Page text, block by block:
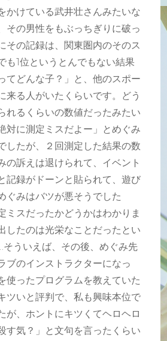
かけている武井壮さんみたいな
その男性をもぶっちぎりに破っ
その記録は、関東圏内のそのス
も1位というとんでもない結果
てどんな子？」と、他のスポー
来る人がいたくらいです。どう
れるくらいの数値だったみたい
に測定ミスだよー」とめぐみ
したが、２回測定した結果の数
の訴えは退けられて、イベント
記録がドーンと貼られて、遊び
ぐみはバツが悪そうでした
ミスだったかどうかはわかりま
したのは光栄なことだったとい
ういえば、その後、めぐみ先
ブのインストラクターになっ
使ったプログラムを教えていた
ツいと評判で、私も興味本位で
が、ホントにキツくてヘロヘロ
す気？」と文句を言ったくらい